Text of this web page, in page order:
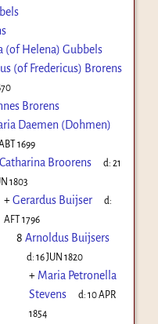
(of Helena) Gubbels
(of Fredericus) Brorens
Brorens
Daemen (Dohmen)
1699
Catharina Broorens d:21
1803
+Gerardus Buijser
d:
AFT 1796
8 Arnoldus Buijsers
d:16 JUN 1820
+ Maria Petronella
Stevens
d:10 APR
1854